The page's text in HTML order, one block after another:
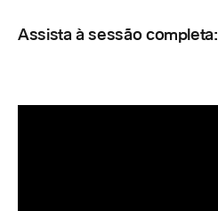
Assista à sessão completa: